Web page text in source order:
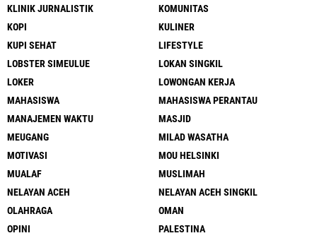
KLINIK JURNALISTIK
KOMUNITAS
KOPI
KULINER
KUPI SEHAT
LIFESTYLE
LOBSTER SIMEULUE
LOKAN SINGKIL
LOKER
LOWONGAN KERJA
MAHASISWA
MAHASISWA PERANTAU
MANAJEMEN WAKTU
MASJID
MEUGANG
MILAD WASATHA
MOTIVASI
MOU HELSINKI
MUALAF
MUSLIMAH
NELAYAN ACEH
NELAYAN ACEH SINGKIL
OLAHRAGA
OMAN
OPINI
PALESTINA